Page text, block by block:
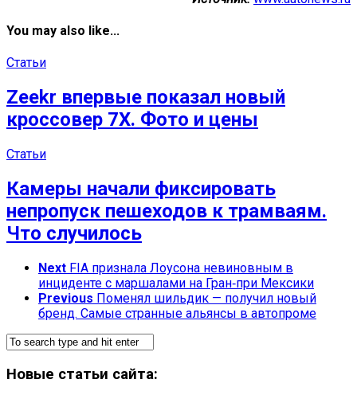
You may also like...
Статьи
Zeekr впервые показал новый
кроссовер 7X. Фото и цены
Статьи
Камеры начали фиксировать
непропуск пешеходов к трамваям.
Что случилось
Next FIA признала Лоусона невиновным в
инциденте с маршалами на Гран‑при Мексики
Previous Поменял шильдик — получил новый
бренд. Самые странные альянсы в автопроме
Новые статьи сайта: